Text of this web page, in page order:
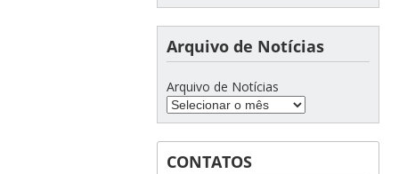
Arquivo de Notícias
Arquivo de Notícias
CONTATOS